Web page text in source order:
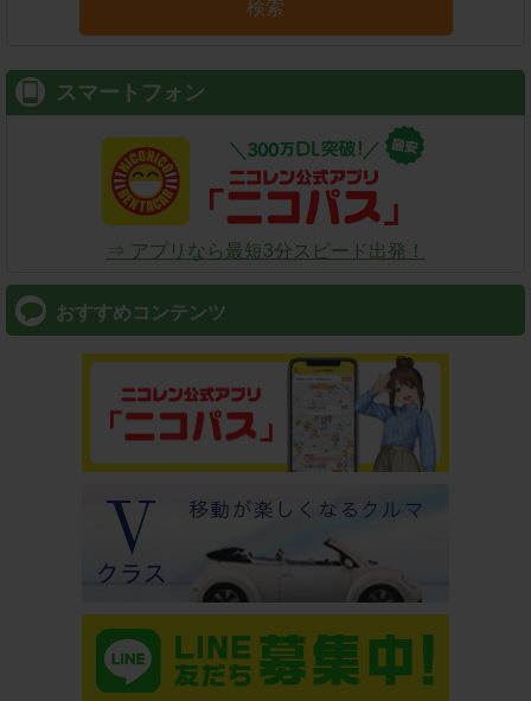
検索
スマートフォン
⇒ アプリなら最短3分スピード出発！
おすすめコンテンツ